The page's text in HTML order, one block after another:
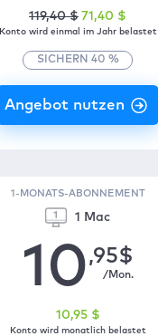
119,40 $ 71 ,40 $
Konto wird einmal im Jahr belastet
SICHERN 40 %
1-MONATS-ABONNEMENT
1 Mac
10,95$
/Mon.
10,95 $
Konto wird monatlich belastet